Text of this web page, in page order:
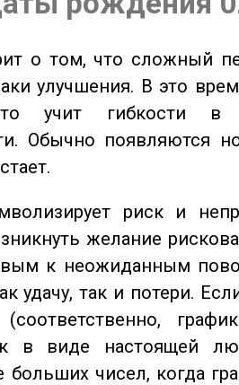
о том, что сложный
улучшения. В это
учит гибкости
Обычно появляются
риск и
желание
к неожиданным
удачу, так и потери.
в виде настоящей
больших чисел, когда